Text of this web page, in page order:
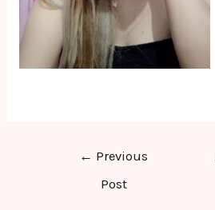
← Previous
Post